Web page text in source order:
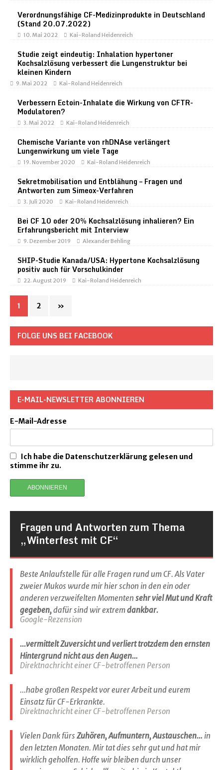
Verordnungsfähige CF-Medizinprodukte in Deutschland
(Stand 20.07.2022)
10. Mai 2022 Kai-Roland Heidenreich
Studie zeigt eindeutig: Inhalation hypertoner
Kochsalzlösung verbessert die Lungenstruktur bei
kleinen Kindern
9. Mai 2022 Kai-Roland Heidenreich
Verbessern Ectoin-Inhalate die Wirkung von CFTR-
Modulatoren?
3. Mai 2022 Kai-Roland Heidenreich
Chemische Variante von rhDNAse verlängert
Lungenwirkung um viele Tage
19. November 2020 Kai-Roland Heidenreich
Sekretmobilisation und Entblähung – Fragen und
Antworten zum Simeox-Verfahren
3. Juli 2020 Kai-Roland Heidenreich
Bei CF 10 oder 20% Kochsalzlösung inhalieren? Ein
Erfahrungsbericht mit Interview
9. Dezember 2019 Alexander Behling
SHIP-Studie Kanada/USA: Hypertone Kochsalzlösung
positiv auch für Vorschulkinder
22. August 2019 Kai-Roland Heidenreich
1 2 »
FOLGE UNS BEI FACEBOOK
E-MAIL-NEWSLETTER ABONNIEREN
E-Mail-Adresse
Ich habe die Datenschutzerklärung gelesen und
stimme ihr zu.
Fragen und Antworten zum Thema
„Winterfest mit CF“
Beste Anlaufstelle für alle Fragen rund um CF. Als Vater
zweier Mukos wurde mir hier schon in den ein oder
anderen verzweifelten Momenten sehr viel Mut und Kraft
gegeben,dafür sind wir extremdankbar.
Google-Rezension
...vermittelt Zuversicht und verliert trotzdem den ernsten
Hintergrund nicht aus den Augen…
Direktnachricht einer CF-betroffenen Person
...habe großen Respekt vor eurer Arbeit und eurem
Einsatz für CF-Erkrankte.
Direktnachricht einer CF-betroffenen Person
Vielen Dank fürs Zuhören, Aufmuntern, Austauschen… in
den letzten Monaten. Mir tat dies sehr gut und hat mir
wirklich geholfen. Hoffe wir bleiben durch unser